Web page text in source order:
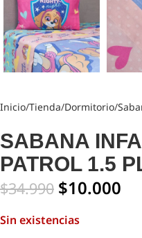
Inicio Tienda Dormitorio
SABANA
PATROL 1.5
$34.990 $10.000
Sin existencias